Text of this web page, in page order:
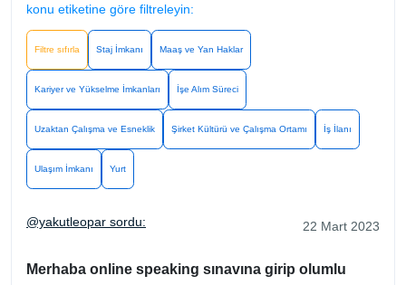
konu etiketine göre filtreleyin:
Filtre sıfırla Staj İmkanı Maaş ve Yan Haklar
Kariyer ve Yükselme İmkanları İşe Alım Süreci
Uzaktan Çalışma ve Esneklik Şirket Kültürü ve Çalışma Ortamı İş İlanı
Ulaşım İmkanı Yurt
@yakutleopar sordu: 22 Mart 2023
Merhaba online speaking sınavına girip olumlu